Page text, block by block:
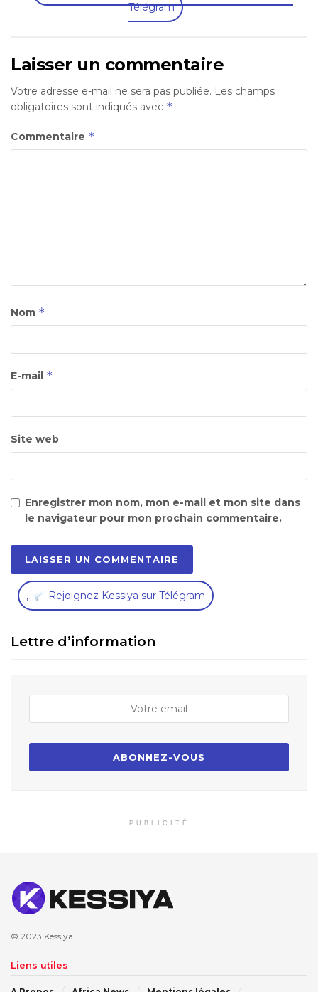
Télégram
Laisser un commentaire
Votre adresse e-mail ne sera pas publiée. Les champs
obligatoires sont indiqués avec *
Commentaire *
Nom *
E-mail *
Site web
Enregistrer mon nom, mon e-mail et mon site dans
le navigateur pour mon prochain commentaire.
, Rejoignez Kessiya sur Télégram
Lettre d’information
PUBLICITÉ
© 2023 Kessiya
Liens utiles